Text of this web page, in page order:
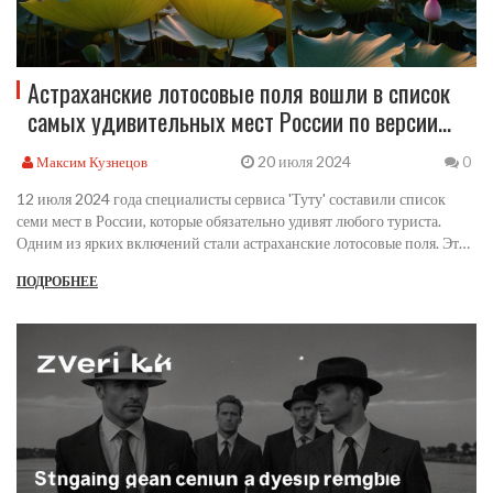
Астраханские лотосовые поля вошли в список
самых удивительных мест России по версии
'Туту'
Максим Кузнецов 20 июля 2024 0
12 июля 2024 года специалисты сервиса 'Туту' составили список
семи мест в России, которые обязательно удивят любого туриста.
Одним из ярких включений стали астраханские лотосовые поля. Этот
красоты и культурных достопримечательностей России.
ПОДРОБНЕЕ